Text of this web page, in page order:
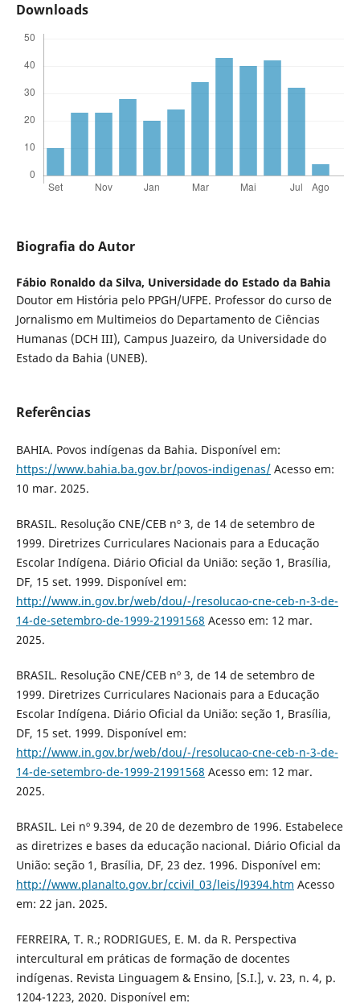
Downloads
Biografia do Autor
Fábio Ronaldo da Silva, Universidade do Estado da Bahia
Doutor em História pelo PPGH/UFPE. Professor do curso de
Jornalismo em Multimeios do Departamento de Ciências
Humanas (DCH III), Campus Juazeiro, da Universidade do
Estado da Bahia (UNEB).
Referências
BAHIA. Povos indígenas da Bahia. Disponível em:
https://www.bahia.ba.gov.br/povos-indigenas/Acesso em:
10 mar. 2025.
BRASIL. Resolução CNE/CEB nº 3, de 14 de setembro de
1999. Diretrizes Curriculares Nacionais para a Educação
Escolar Indígena. Diário Oficial da União: seção 1, Brasília,
DF, 15 set. 1999. Disponível em:
http://www.in.gov.br/web/dou/-/resolucao-cne-ceb-n-3-de-
14-de-setembro-de-1999-21991568 Acesso em: 12 mar.
2025.
BRASIL. Resolução CNE/CEB nº 3, de 14 de setembro de
1999. Diretrizes Curriculares Nacionais para a Educação
Escolar Indígena. Diário Oficial da União: seção 1, Brasília,
DF, 15 set. 1999. Disponível em:
http://www.in.gov.br/web/dou/-/resolucao-cne-ceb-n-3-de-
14-de-setembro-de-1999-21991568 Acesso em: 12 mar.
2025.
BRASIL. Lei nº 9.394, de 20 de dezembro de 1996. Estabelece
as diretrizes e bases da educação nacional. Diário Oficial da
União: seção 1, Brasília, DF, 23 dez. 1996. Disponível em:
http://www.planalto.gov.br/ccivil_03/leis/l9394.htm Acesso
em: 22 jan. 2025.
FERREIRA, T. R.; RODRIGUES, E. M. da R. Perspectiva
intercultural em práticas de formação de docentes
indígenas. Revista Linguagem & Ensino, [S.I.], v. 23, n. 4, p.
1204-1223, 2020. Disponível em: